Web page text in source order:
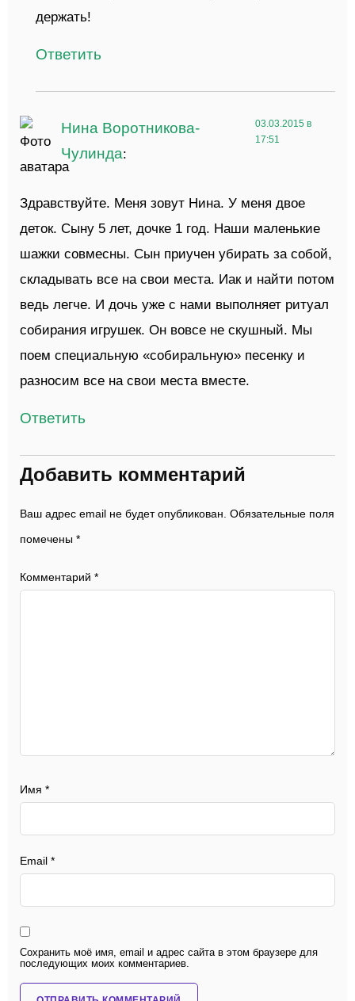
держать!
Ответить
Нина Воротникова-
Чулинда:
03.03.2015 в
17:51
Здравствуйте. Меня зовут Нина. У меня двое
деток. Сыну 5 лет, дочке 1 год. Наши маленькие
шажки совмесны. Сын приучен убирать за собой,
складывать все на свои места. Иак и найти потом
ведь легче. И дочь уже с нами выполняет ритуал
собирания игрушек. Он вовсе не скушный. Мы
поем специальную «собиральную» песенку и
разносим все на свои места вместе.
Ответить
Добавить комментарий
Ваш адрес email не будет опубликован. Обязательные поля
помечены *
Комментарий *
Имя *
Email *
Сохранить моё имя, email и адрес сайта в этом браузере для
последующих моих комментариев.